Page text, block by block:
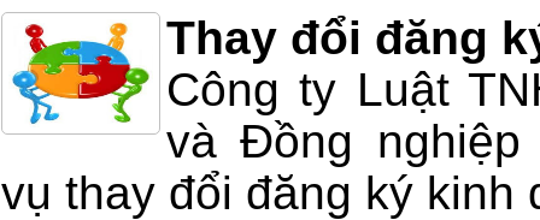
Thay đổi đăng
Công ty Luật
và Đồng nghiệp
vụ thay đổi đăng ký kinh